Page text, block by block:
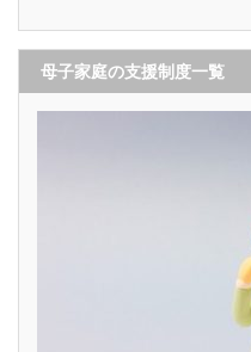
母子家庭の支援制度一覧